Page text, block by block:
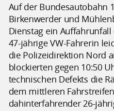
Auf der Bundesautobahn
Birkenwerder und
Dienstag ein
47-jährige VW-Fahrerin
die Polizeidirektion Nord
blockierten gegen 10:50
technischen Defekts die
dem mittleren
dahinterfahrender 26-